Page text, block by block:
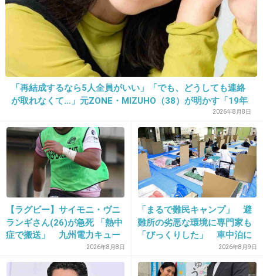
2026/06/03(水) 11:13:57
「Ｘ」に出てくる空汰・譲刃・草薙・蒼軌・瀬高以外のほ
ぼ全員。
特に重度メンヘラなのは封真と星史郎と昴流と庚。
1件の返信
+6
30. 匿名 2026/06/03(水) 11:15:26
フジリュー版封神演義の王天君。特に１人目。
「再結成するなら5人全員がいい」「でも、どうしても連絡
が取れなくて…」元ZONE・MIZUHO（38）が明かす「19年
2026年8月8日
【ラグビー】サイモニ・ヴニ
ランギさん(26)が急死 「熱中
症で搬送」 九州電力キュー
デンヴォルテクスで練習中
2026年8月8日
「まるで難民キャンプ」 避
難所の劣悪な環境に専門家も
「びっくりした」 車中泊に
もリスクが 「熱したフライ
パンに飛び込むようなもの」
2026年8月9日